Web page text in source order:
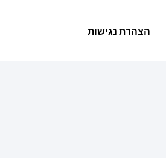
הצהרת נגישות